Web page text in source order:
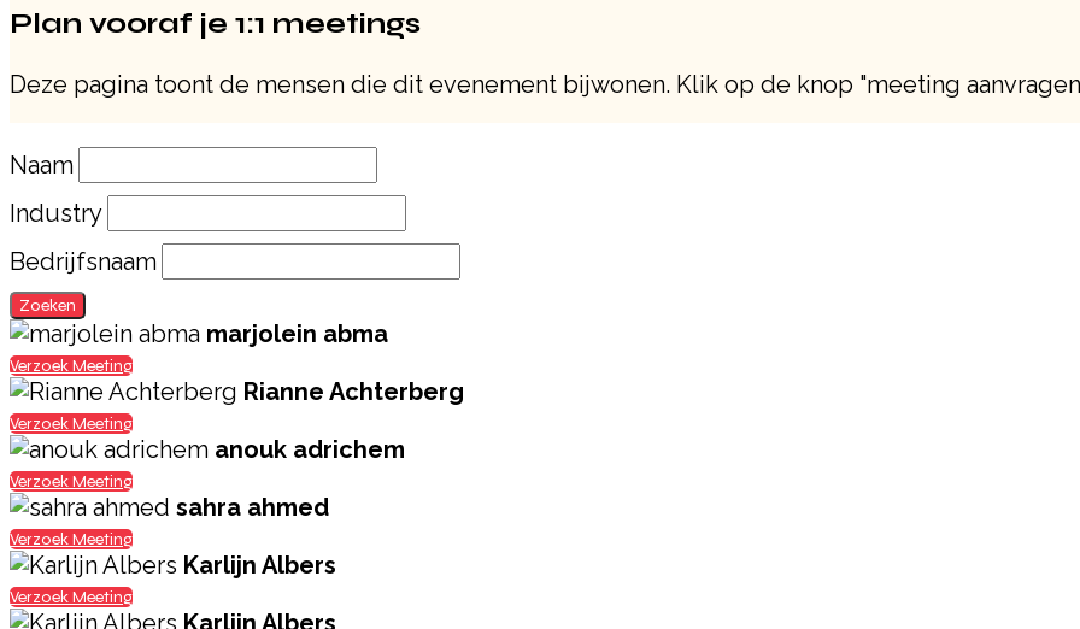
Plan vooraf je 1:1 meetings
Deze pagina toont de mensen die dit evenement bijwonen. Klik op de knop "meeting
Naam
Industry
Bedrijfsnaam
Zoeken
marjolein abma
Verzoek Meeting
Rianne Achterberg
Verzoek Meeting
anouk adrichem
Verzoek Meeting
sahra ahmed
Verzoek Meeting
Karlijn Albers
Verzoek Meeting
Karlijn Albers